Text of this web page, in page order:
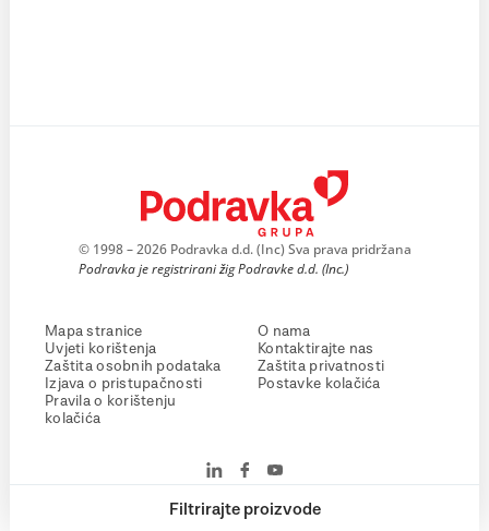
Filtrirajte proizvode
© 1998 – 2026 Podravka d.d. (Inc) Sva prava pridržana
Podravka je registrirani žig Podravke d.d. (Inc.)
Mapa stranice
Uvjeti korištenja
Zaštita osobnih podataka
Izjava o pristupačnosti
Pravila o korištenju
kolačića
O nama
Kontaktirajte nas
Zaštita privatnosti
Postavke kolačića